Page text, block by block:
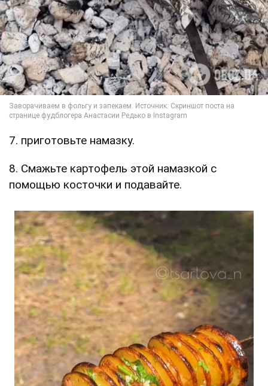
7. приготовьте намазку.
8. Смажьте картофель этой намазкой с
помощью косточки и подавайте.